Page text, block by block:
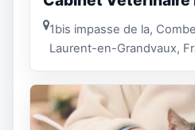
1bis impasse de la,
Laurent-en-Grandvaux,